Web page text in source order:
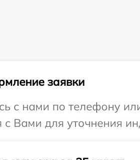
заявки
с нами по телефону
с Вами для уточнения